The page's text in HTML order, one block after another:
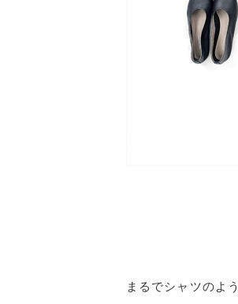
まるでシャツのよ